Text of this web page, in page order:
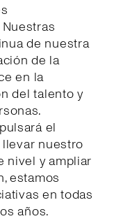
de nuestra
de la
en la
del talento y
el
nuestro
nivel y ampliar
estamos
en todas
años.